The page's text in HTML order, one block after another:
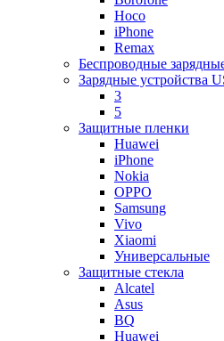
Hoco
iPhone
Remax
Беспроводные
Зарядные устройства
3
5
Защитные пленки
Huawei
iPhone
Nokia
OPPO
Samsung
Vivo
Xiaomi
Универсальные
Защитные стекла
Alcatel
Asus
BQ
Huawei